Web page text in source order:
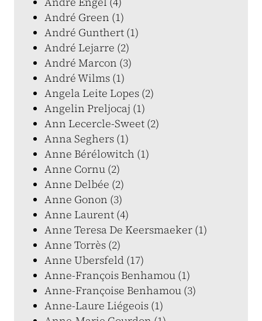
André Green (1)
André Gunthert (1)
André Lejarre (2)
André Marcon (3)
André Wilms (1)
Angela Leite Lopes (2)
Angelin Preljocaj (1)
Ann Lecercle-Sweet (2)
Anna Seghers (1)
Anne Bérélowitch (1)
Anne Cornu (2)
Anne Delbée (2)
Anne Gonon (3)
Anne Laurent (4)
Anne Teresa De Keersmaeker (1)
Anne Torrès (2)
Anne Ubersfeld (17)
Anne-François Benhamou (1)
Anne-Françoise Benhamou (3)
Anne-Laure Liégeois (1)